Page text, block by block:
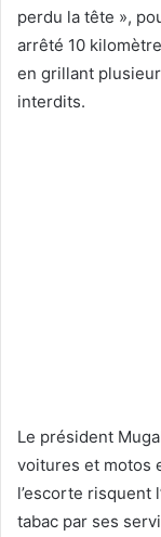
perdu la tête »,
arrêté 10
en grillant
interdits.
Le président
voitures et motos
l’escorte risquent
tabac par ses